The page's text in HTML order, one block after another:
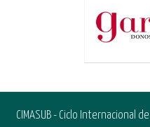
CIMASUB - Ciclo Internacional